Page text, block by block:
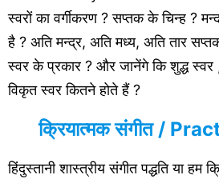
स्वरों का वर्गीकरण ? सप्तक के चिन्ह ?
है ? अति मन्द्र, अति मध्य, अति तार
स्वर के प्रकार ? और जानेंगे कि शुद्ध स्वर
विकृत स्वर कितने होते हैं ?
क्रियात्मक संगीत /
हिंदुस्तानी शास्त्रीय संगीत पद्धति या हम